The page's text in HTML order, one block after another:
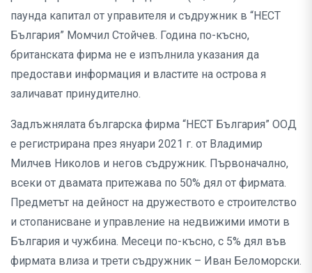
паунда капитал от управителя и съдружник в “НЕСТ
България” Момчил Стойчев. Година по-късно,
британската фирма не е изпълнила указания да
предостави информация и властите на острова я
заличават принудително.
Задлъжнялата българска фирма “НЕСТ България” ООД
е регистрирана през януари 2021 г. от Владимир
Милчев Николов и негов съдружник. Първоначално,
всеки от двамата притежава по 50% дял от фирмата.
Предметът на дейност на дружеството е строителство
и стопанисване и управление на недвижими имоти в
България и чужбина. Месеци по-късно, с 5% дял във
фирмата влиза и трети съдружник – Иван Беломорски.